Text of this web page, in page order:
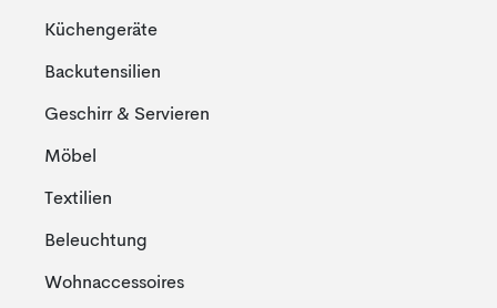
Küchengeräte
Backutensilien
Geschirr & Servieren
Möbel
Textilien
Beleuchtung
Wohnaccessoires